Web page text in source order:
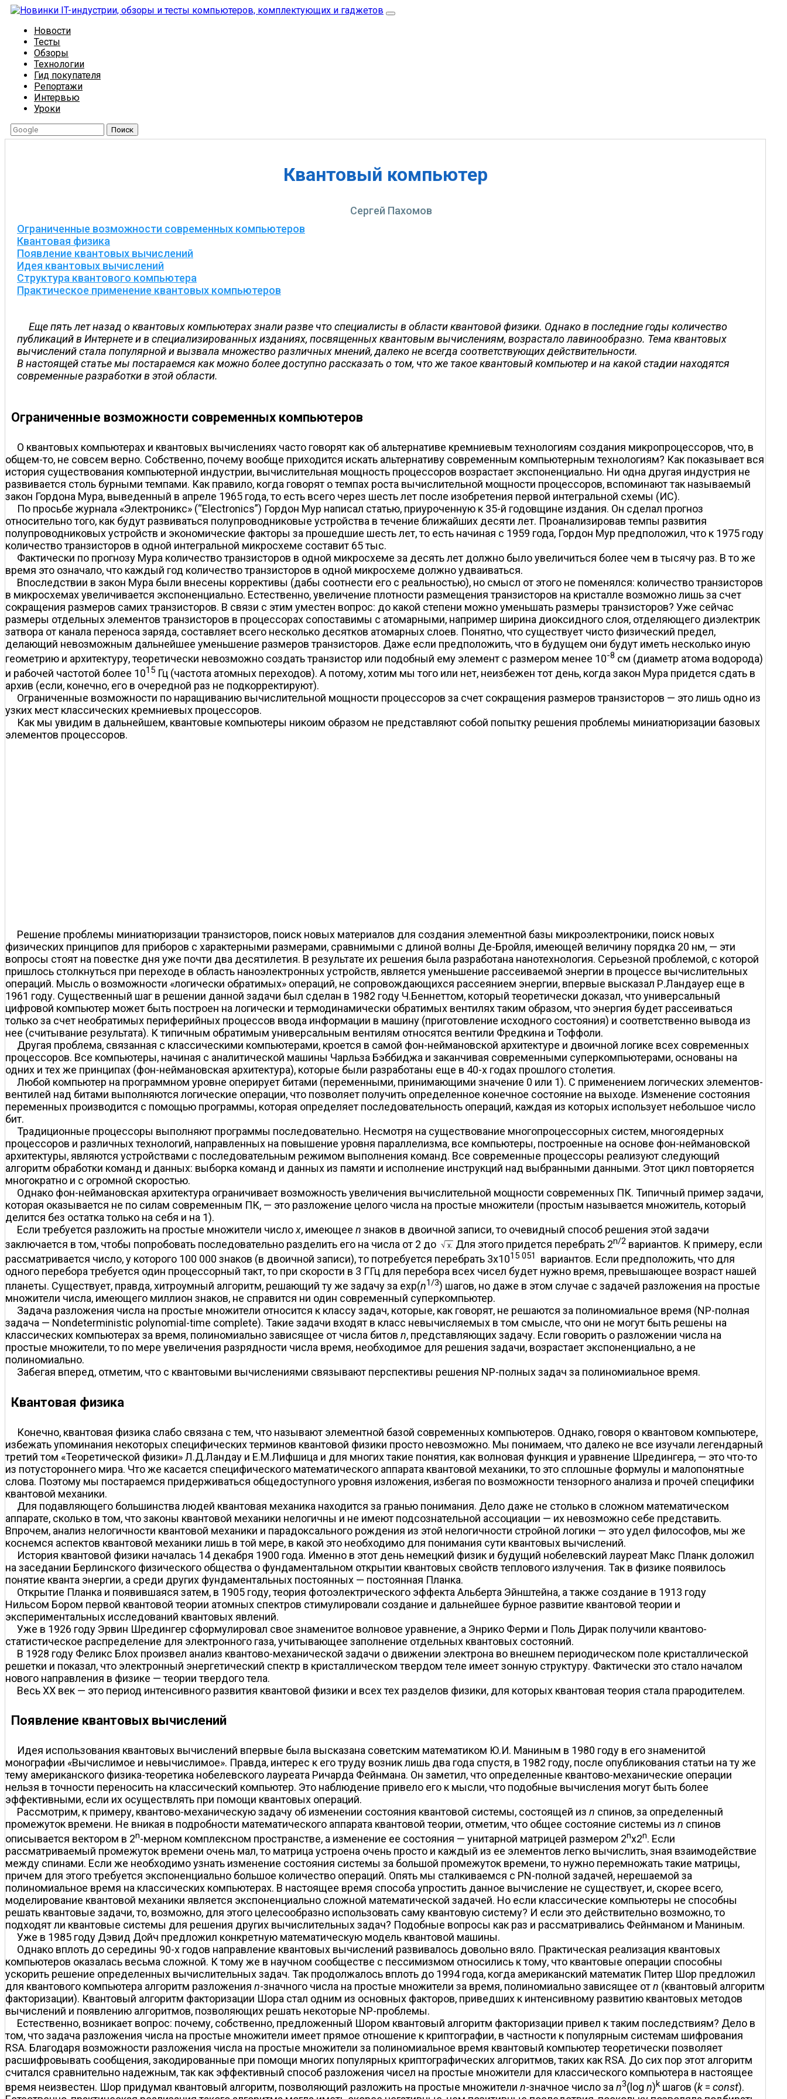
Новости
Тесты
Обзоры
Технологии
Гид покупателя
Репортажи
Интервью
Уроки
Поиск
Квантовый компьютер
Сергей Пахомов
Ограниченные возможности современных компьютеров
Квантовая физика
Появление квантовых вычислений
Идея квантовых вычислений
Структура квантового компьютера
Практическое применение квантовых компьютеров
Еще пять лет назад о квантовых компьютерах знали разве что специалисты в области квантовой физики. Однако в последние годы количество
публикаций в Интернете и в специализированных изданиях, посвященных квантовым вычислениям, возрастало лавинообразно. Тема квантовых
вычислений стала популярной и вызвала множество различных мнений, далеко не всегда соответствующих действительности.
В настоящей статье мы постараемся как можно более доступно рассказать о том, что же такое квантовый компьютер и на какой стадии находятся
современные разработки в этой области.
Ограниченные возможности современных компьютеров
О квантовых компьютерах и квантовых вычислениях часто говорят как об альтернативе кремниевым технологиям создания микропроцессоров, что, в
общем-то, не совсем верно. Собственно, почему вообще приходится искать альтернативу современным компьютерным технологиям? Как показывает вся
история существования компьютерной индустрии, вычислительная мощность процессоров возрастает экспоненциально. Ни одна другая индустрия не
развивается столь бурными темпами. Как правило, когда говорят о темпах роста вычислительной мощности процессоров, вспоминают так называемый
закон Гордона Мура, выведенный в апреле 1965 года, то есть всего через шесть лет после изобретения первой интегральной схемы (ИС).
По просьбе журнала «Электроникс» (“Electronics”) Гордон Мур написал статью, приуроченную к 35-й годовщине издания. Он сделал прогноз
относительно того, как будут развиваться полупроводниковые устройства в течение ближайших десяти лет. Проанализировав темпы развития
полупроводниковых устройств и экономические факторы за прошедшие шесть лет, то есть начиная с 1959 года, Гордон Мур предположил, что к 1975 году
количество транзисторов в одной интегральной микросхеме составит 65 тыс.
Фактически по прогнозу Мура количество транзисторов в одной микросхеме за десять лет должно было увеличиться более чем в тысячу раз. В то же
время это означало, что каждый год количество транзисторов в одной микросхеме должно удваиваться.
Впоследствии в закон Мура были внесены коррективы (дабы соотнести его с реальностью), но смысл от этого не поменялся: количество транзисторов
в микросхемах увеличивается экспоненциально. Естественно, увеличение плотности размещения транзисторов на кристалле возможно лишь за счет
сокращения размеров самих транзисторов. В связи с этим уместен вопрос: до какой степени можно уменьшать размеры транзисторов? Уже сейчас
размеры отдельных элементов транзисторов в процессорах сопоставимы с атомарными, например ширина диоксидного слоя, отделяющего диэлектрик
затвора от канала переноса заряда, составляет всего несколько десятков атомарных слоев. Понятно, что существует чисто физический предел,
делающий невозможным дальнейшее уменьшение размеров транзисторов. Даже если предположить, что в будущем они будут иметь несколько иную
геометрию и архитектуру, теоретически невозможно создать транзистор или подобный ему элемент с размером менее 10-8 см (диаметр атома водорода)
и рабочей частотой более 1015 Гц (частота атомных переходов). А потому, хотим мы того или нет, неизбежен тот день, когда закон Мура придется сдать в
архив (если, конечно, его в очередной раз не подкорректируют).
Ограниченные возможности по наращиванию вычислительной мощности процессоров за счет сокращения размеров транзисторов — это лишь одно из
узких мест классических кремниевых процессоров.
Как мы увидим в дальнейшем, квантовые компьютеры никоим образом не представляют собой попытку решения проблемы миниатюризации базовых
элементов процессоров.
Решение проблемы миниатюризации транзисторов, поиск новых материалов для создания элементной базы микроэлектроники, поиск новых
физических принципов для приборов с характерными размерами, сравнимыми с длиной волны Де-Бройля, имеющей величину порядка 20 нм, — эти
вопросы стоят на повестке дня уже почти два десятилетия. В результате их решения была разработана нанотехнология. Серьезной проблемой, с которой
пришлось столкнуться при переходе в область наноэлектронных устройств, является уменьшение рассеиваемой энергии в процессе вычислительных
операций. Мысль о возможности «логически обратимых» операций, не сопровождающихся рассеянием энергии, впервые высказал Р.Ландауер еще в
1961 году. Существенный шаг в решении данной задачи был сделан в 1982 году Ч.Беннеттом, который теоретически доказал, что универсальный
цифровой компьютер может быть построен на логически и термодинамически обратимых вентилях таким образом, что энергия будет рассеиваться
только за счет необратимых периферийных процессов ввода информации в машину (приготовление исходного состояния) и соответственно вывода из
нее (считывание результата). К типичным обратимым универсальным вентилям относятся вентили Фредкина и Тоффоли.
Другая проблема, связанная с классическими компьютерами, кроется в самой фон-неймановской архитектуре и двоичной логике всех современных
процессоров. Все компьютеры, начиная с аналитической машины Чарльза Бэббиджа и заканчивая современными суперкомпьютерами, основаны на
одних и тех же принципах (фон-неймановская архитектура), которые были разработаны еще в 40-х годах прошлого столетия.
Любой компьютер на программном уровне оперирует битами (переменными, принимающими значение 0 или 1). С применением логических элементов-
вентилей над битами выполняются логические операции, что позволяет получить определенное конечное состояние на выходе. Изменение состояния
переменных производится с помощью программы, которая определяет последовательность операций, каждая из которых использует небольшое число
бит.
Традиционные процессоры выполняют программы последовательно. Несмотря на существование многопроцессорных систем, многоядерных
процессоров и различных технологий, направленных на повышение уровня параллелизма, все компьютеры, построенные на основе фон-неймановской
архитектуры, являются устройствами с последовательным режимом выполнения команд. Все современные процессоры реализуют следующий
алгоритм обработки команд и данных: выборка команд и данных из памяти и исполнение инструкций над выбранными данными. Этот цикл повторяется
многократно и с огромной скоростью.
Однако фон-неймановская архитектура ограничивает возможность увеличения вычислительной мощности современных ПК. Типичный пример задачи,
которая оказывается не по силам современным ПК, — это разложение целого числа на простые множители (простым называется множитель, который
делится без остатка только на себя и на 1).
Если требуется разложить на простые множители числох, имеющее n знаков в двоичной записи, то очевидный способ решения этой задачи
заключается в том, чтобы попробовать последовательно разделить его на числа от 2 до
Для этого придется перебрать 2n/2 вариантов. К примеру, если
рассматривается число, у которого 100 000 знаков (в двоичной записи), то потребуется перебрать 3x1015 051
вариантов. Если предположить, что для
одного перебора требуется один процессорный такт, то при скорости в 3 ГГц для перебора всех чисел будет нужно время, превышающее возраст нашей
планеты. Существует, правда, хитроумный алгоритм, решающий ту же задачу за exp(n1/3) шагов, но даже в этом случае с задачей разложения на простые
множители числа, имеющего миллион знаков, не справится ни один современный суперкомпьютер.
Задача разложения числа на простые множители относится к классу задач, которые, как говорят, не решаются за полиномиальное время (NP-полная
задача — Nondeterministic polynomial-time complete). Такие задачи входят в класс невычисляемых в том смысле, что они не могут быть решены на
классических компьютерах за время, полиномиально зависящее от числа битов n, представляющих задачу. Если говорить о разложении числа на
простые множители, то по мере увеличения разрядности числа время, необходимое для решения задачи, возрастает экспоненциально, а не
полиномиально.
Забегая вперед, отметим, что с квантовыми вычислениями связывают перспективы решения NP-полных задач за полиномиальное время.
Квантовая физика
Конечно, квантовая физика слабо связана с тем, что называют элементной базой современных компьютеров. Однако, говоря о квантовом компьютере,
избежать упоминания некоторых специфических терминов квантовой физики просто невозможно. Мы понимаем, что далеко не все изучали легендарный
третий том «Теоретической физики» Л.Д.Ландау и Е.М.Лифшица и для многих такие понятия, как волновая функция и уравнение Шредингера, — это что-то
из потустороннего мира. Что же касается специфического математического аппарата квантовой механики, то это сплошные формулы и малопонятные
слова. Поэтому мы постараемся придерживаться общедоступного уровня изложения, избегая по возможности тензорного анализа и прочей специфики
квантовой механики.
Для подавляющего большинства людей квантовая механика находится за гранью понимания. Дело даже не столько в сложном математическом
аппарате, сколько в том, что законы квантовой механики нелогичны и не имеют подсознательной ассоциации — их невозможно себе представить.
Впрочем, анализ нелогичности квантовой механики и парадоксального рождения из этой нелогичности стройной логики — это удел философов, мы же
коснемся аспектов квантовой механики лишь в той мере, в какой это необходимо для понимания сути квантовых вычислений.
История квантовой физики началась 14 декабря 1900 года. Именно в этот день немецкий физик и будущий нобелевский лауреат Макс Планк доложил
на заседании Берлинского физического общества о фундаментальном открытии квантовых свойств теплового излучения. Так в физике появилось
понятие кванта энергии, а среди других фундаментальных постоянных — постоянная Планка.
Открытие Планка и появившаяся затем, в 1905 году, теория фотоэлектрического эффекта Альберта Эйнштейна, а также создание в 1913 году
Нильсом Бором первой квантовой теории атомных спектров стимулировали создание и дальнейшее бурное развитие квантовой теории и
экспериментальных исследований квантовых явлений.
Уже в 1926 году Эрвин Шредингер сформулировал свое знаменитое волновое уравнение, а Энрико Ферми и Поль Дирак получили квантово-
статистическое распределение для электронного газа, учитывающее заполнение отдельных квантовых состояний.
В 1928 году Феликс Блох произвел анализ квантово-механической задачи о движении электрона во внешнем периодическом поле кристаллической
решетки и показал, что электронный энергетический спектр в кристаллическом твердом теле имеет зонную структуру. Фактически это стало началом
нового направления в физике — теории твердого тела.
Весь XX век — это период интенсивного развития квантовой физики и всех тех разделов физики, для которых квантовая теория стала прародителем.
Появление квантовых вычислений
Идея использования квантовых вычислений впервые была высказана советским математиком Ю.И. Маниным в 1980 году в его знаменитой
монографии «Вычислимое и невычислимое». Правда, интерес к его труду возник лишь два года спустя, в 1982 году, после опубликования статьи на ту же
тему американского физика-теоретика нобелевского лауреата Ричарда Фейнмана. Он заметил, что определенные квантово-механические операции
нельзя в точности переносить на классический компьютер. Это наблюдение привело его к мысли, что подобные вычисления могут быть более
эффективными, если их осуществлять при помощи квантовых операций.
Рассмотрим, к примеру, квантово-механическую задачу об изменении состояния квантовой системы, состоящей из n спинов, за определенный
промежуток времени. Не вникая в подробности математического аппарата квантовой теории, отметим, что общее состояние системы из n спинов
описывается вектором в 2n-мерном комплексном пространстве, а изменение ее состояния — унитарной матрицей размером 2nx2n. Если
рассматриваемый промежуток времени очень мал, то матрица устроена очень просто и каждый из ее элементов легко вычислить, зная взаимодействие
между спинами. Если же необходимо узнать изменение состояния системы за большой промежуток времени, то нужно перемножать такие матрицы,
причем для этого требуется экспоненциально большое количество операций. Опять мы сталкиваемся с PN-полной задачей, нерешаемой за
полиномиальное время на классических компьютерах. В настоящее время способа упростить данное вычисление не существует, и, скорее всего,
моделирование квантовой механики является экспоненциально сложной математической задачей. Но если классические компьютеры не способны
решать квантовые задачи, то, возможно, для этого целесообразно использовать саму квантовую систему? И если это действительно возможно, то
подходят ли квантовые системы для решения других вычислительных задач? Подобные вопросы как раз и рассматривались Фейнманом и Маниным.
Уже в 1985 году Дэвид Дойч предложил конкретную математическую модель квантовой машины.
Однако вплоть до середины 90-х годов направление квантовых вычислений развивалось довольно вяло. Практическая реализация квантовых
компьютеров оказалась весьма сложной. К тому же в научном сообществе с пессимизмом относились к тому, что квантовые операции способны
ускорить решение определенных вычислительных задач. Так продолжалось вплоть до 1994 года, когда американский математик Питер Шор предложил
для квантового компьютера алгоритм разложения n-значного числа на простые множители за время, полиномиально зависящее отn (квантовый алгоритм
факторизации). Квантовый алгоритм факторизации Шора стал одним из основных факторов, приведших к интенсивному развитию квантовых методов
вычислений и появлению алгоритмов, позволяющих решать некоторые NP-проблемы.
Естественно, возникает вопрос: почему, собственно, предложенный Шором квантовый алгоритм факторизации привел к таким последствиям? Дело в
том, что задача разложения числа на простые множители имеет прямое отношение к криптографии, в частности к популярным системам шифрования
RSA. Благодаря возможности разложения числа на простые множители за полиномиальное время квантовый компьютер теоретически позволяет
расшифровывать сообщения, закодированные при помощи многих популярных криптографических алгоритмов, таких как RSA. До сих пор этот алгоритм
считался сравнительно надежным, так как эффективный способ разложения чисел на простые множители для классического компьютера в настоящее
время неизвестен. Шор придумал квантовый алгоритм, позволяющий разложить на простые множители n-значное число заn3(log n)k шагов (k = const).